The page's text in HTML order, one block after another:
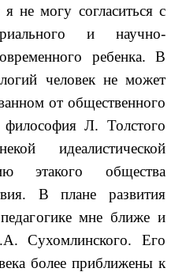
не могу согласиться с
и научно-
ребенка. В
человек не может
от общественного
Л. Толстого
идеалистической
этакого общества
В плане развития
мне ближе и
Сухомлинского. Его
более приближены к